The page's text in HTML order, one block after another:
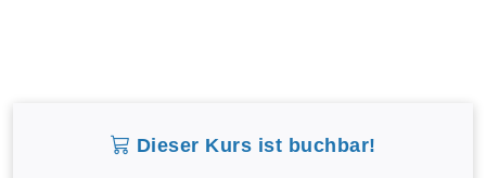
Dieser Kurs ist buchbar!